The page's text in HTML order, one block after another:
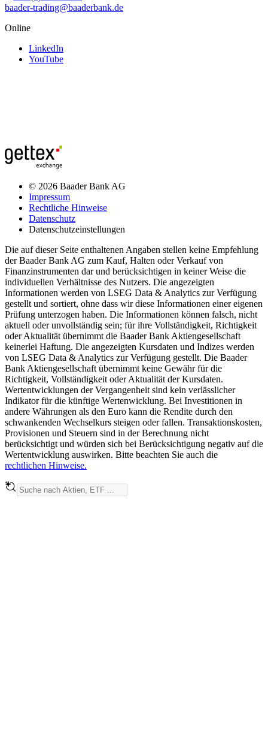
baader-trading@baaderbank.de
Online
LinkedIn
YouTube
© 2026 Baader Bank AG
Impressum
Rechtliche Hinweise
Datenschutz
Datenschutzeinstellungen
Die auf dieser Seite enthaltenen Angaben stellen keine Empfehlung
der Baader Bank AG zum Kauf, Halten oder Verkauf von
Finanzinstrumenten dar und berücksichtigen in keiner Weise die
individuellen Verhältnisse des Nutzers. Die angezeigten
Informationen werden von LSEG Data & Analytics zur Verfügung
gestellt und sortiert, ohne dass wir diese Informationen einer eigenen
Prüfung unterzogen haben. Die Informationen können falsch, nicht
aktuell oder unvollständig sein; für ihre Vollständigkeit, Richtigkeit
oder Aktualität übernimmt die Baader Bank Aktiengesellschaft
keinerlei Haftung. Die angezeigten Kursdaten und Indizes werden
von LSEG Data & Analytics zur Verfügung gestellt. Die Baader
Bank Aktiengesellschaft übernimmt keine Gewähr für die
Richtigkeit, Vollständigkeit oder Aktualität der Kursdaten.
Wertentwicklungen der Vergangenheit sind kein verlässlicher
Indikator für die künftige Wertenwicklung. Bei Investitionen in
andere Währungen als den Euro kann die Rendite durch den
schwankenden Wechselkurs steigen oder fallen. Transaktionskosten,
Provisionen und Steuern sind in der Berechnung nicht
berücksichtigt und würden sich bei Berücksichtigung negativ auf die
Wertentwicklung auswirken. Bitte beachten Sie auch die
rechtlichen Hinweise.